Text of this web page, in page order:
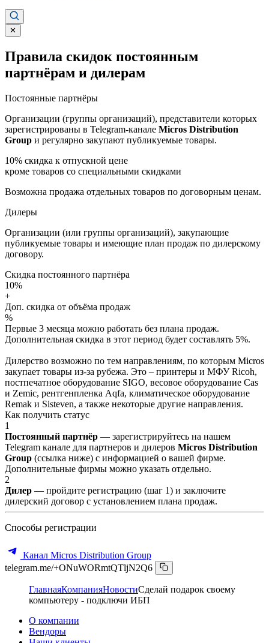
✕
Правила скидок постоянным
партнёрам и дилерам
Постоянные партнёры
Организации (группы организаций), представители которых
зарегистрированы в Telegram-канале Micros Distribution
Group и регулярно закупают публикуемые товары.
10% скидка к отпускной цене
кроме товаров со специальными скидками
Возможна продажа отдельных товаров по договорным ценам.
Дилеры
Организации (или группы организаций), закупающие
публикуемые товары и имеющие план продаж по дилерскому
договору.
Скидка постоянного партнёра
10%
+
Доп. скидка от объёма продаж
%
Первые 3 месяца можно работать без плана продаж.
Дополнительная скидка в этот период будет составлять 5%.
Дилерство возможно по тем направлениям, по которым Micros
закупает товары из-за рубежа. Это – принтеры и МФУ Ricoh,
постпечатное оборудование SIGO, весовое оборудование Cas
и Zemic, рентгенпленка Aqfa, климатическое оборудование
Remak и Sisteven, а также некоторые другие направления.
Как получить статус
1
Постоянный партнёр — зарегистрируйтесь на нашем
Telegram канале для партнеров и дилеров Micros Distribution
Group (ссылка ниже) с информацией о вашей фирме.
Дополнительные фирмы можно указать отдельно.
2
Дилер — пройдите регистрацию (шаг 1) и заключите
дилерский договор с установлением плана продаж.
Способы регистрации
Канал Micros Distribution Group
telegram.me/+ONuWORmtQTljN2Q6
ГлавнаяКомпанияНовостиСделай подарок своему
компьютеру - подключи ИБП
О компании
Вендоры